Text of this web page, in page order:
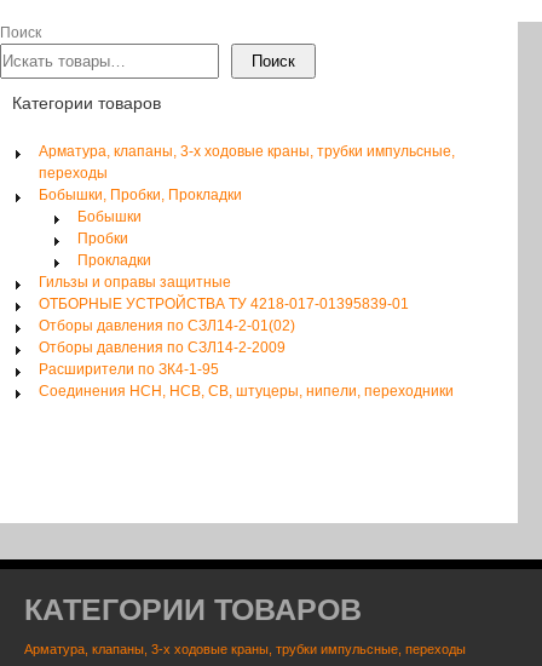
Поиск
Поиск
Категории товаров
Арматура, клапаны, 3-х ходовые краны, трубки импульсные,
переходы
Бобышки, Пробки, Прокладки
Бобышки
Пробки
Прокладки
Гильзы и оправы защитные
ОТБОРНЫЕ УСТРОЙСТВА ТУ 4218-017-01395839-01
Отборы давления по СЗЛ14-2-01(02)
Отборы давления по СЗЛ14-2-2009
Расширители по ЗК4-1-95
Соединения НСН, НСВ, СВ, штуцеры, нипели, переходники
КАТЕГОРИИ ТОВАРОВ
Арматура, клапаны, 3-х ходовые краны, трубки импульсные, переходы